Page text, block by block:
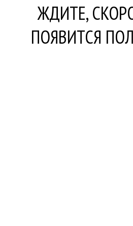
ЖДИТЕ,
ПОЯВИТСЯ